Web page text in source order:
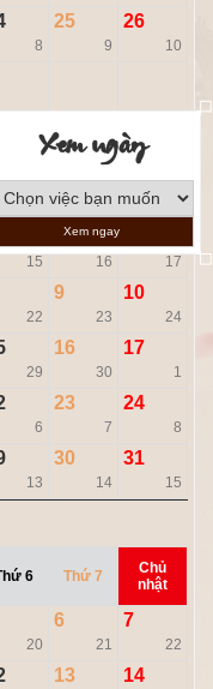
Xem ngày
Xem ngay
8
25
9
26
10
Thứ 6 Thứ 7
Chủ
nhật
15
2
16 17
22
9
23
10
24
29
16
30
17
1
6
23
7
24
8
13
30
14
31
15
6 Thứ 7
Chủ
nhật
20
6
21
7
22
13 14